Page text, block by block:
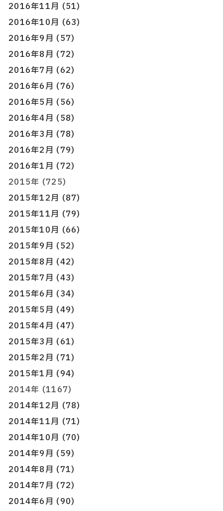
2016年11月 (51)
2016年10月 (63)
2016年9月 (57)
2016年8月 (72)
2016年7月 (62)
2016年6月 (76)
2016年5月 (56)
2016年4月 (58)
2016年3月 (78)
2016年2月 (79)
2016年1月 (72)
2015年 (725)
2015年12月 (87)
2015年11月 (79)
2015年10月 (66)
2015年9月 (52)
2015年8月 (42)
2015年7月 (43)
2015年6月 (34)
2015年5月 (49)
2015年4月 (47)
2015年3月 (61)
2015年2月 (71)
2015年1月 (94)
2014年 (1167)
2014年12月 (78)
2014年11月 (71)
2014年10月 (70)
2014年9月 (59)
2014年8月 (71)
2014年7月 (72)
2014年6月 (90)